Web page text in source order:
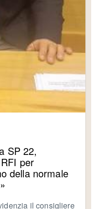
SP 22,
per
della normale
il consigliere